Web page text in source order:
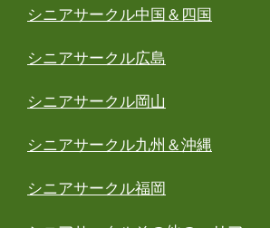
シニアサークル中国＆四国
シニアサークル広島
シニアサークル岡山
シニアサークル九州＆沖縄
シニアサークル福岡